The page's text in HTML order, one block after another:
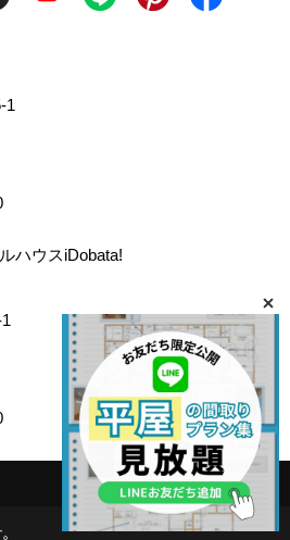
1
ハウスiDobata!
1
All Rights Reserved.